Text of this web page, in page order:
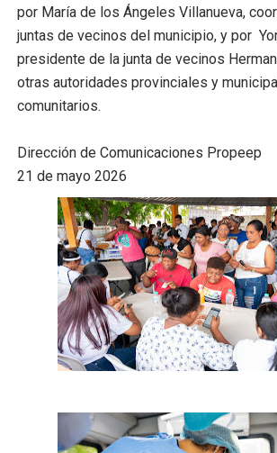
por María de los Ángeles Villanueva,
juntas de vecinos del municipio, y por
presidente de la junta de vecinos
otras autoridades provinciales y
comunitarios.
Dirección de Comunicaciones Propeep
21 de mayo 2026